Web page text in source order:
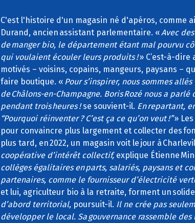
C'est l'histoire d'un magasin né d'apéros, comme
Durand, ancien assistant parlementaire. « Avec
de manger bio, le département étant mal pourvu
qui voulaient écouler leurs produits !» C’est-à-dire
motivés – voisins, copains, mangeurs, paysans –
faire boutique. « Pour s’inspirer, nous sommes
de Châlons-en-Champagne. Boris Rozé nous a
pendant trois heures !se souvient-il. En repartant,
“Pourquoi réinventer ? C’est ça ce qu’on veut !”»
pour convaincre plus largement et collecter des
plus tard, en 2022, un magasin voit le jour à
coopérative d’intérêt collectif,explique Étienne
collèges égalitaires en parts, salariés, paysans et
partenaires, comme le fournisseur d’électricité
et lui, agriculteur bio à la retraite, forment un
d’abord territorial, poursuit-il. Il ne crée pas
développer le local. Sa gouvernance rassemble